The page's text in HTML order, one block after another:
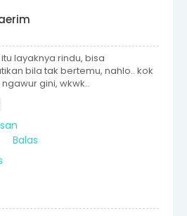
layaknya rindu, bisa
bila tak bertemu, nahlo.. kok
gini, wkwk..
Balas